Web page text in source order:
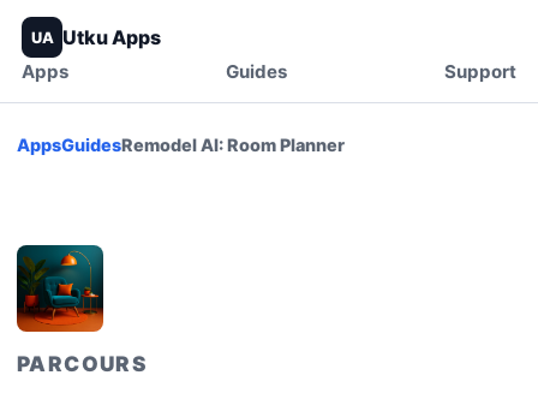
UA Utku Apps
Apps Guides Support
AppsGuidesRemodel AI: Room Planner
PARCOURS